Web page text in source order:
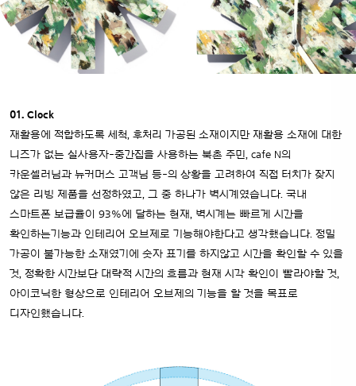
01. Clock
재활용에 적합하도록 세척, 후처리 가공된 소재이지만 재활용 소재에 대한
니즈가 없는 실사용자-중간집을 사용하는 북촌 주민, cafe N의
카운셀러님과 뉴커머스 고객님 등-의 상황을 고려하여 직접 터치가 잦지
않은 리빙 제품을 선정하였고, 그 중 하나가 벽시계였습니다. 국내
스마트폰 보급율이 93%에 달하는 현재, 벽시계는 빠르게 시간을
확인하는기능과 인테리어 오브제로 기능해야한다고 생각했습니다. 정밀
가공이 불가능한 소재였기에 숫자 표기를 하지않고 시간을 확인할 수 있을
것, 정확한 시간보단 대략적 시간의 흐름과 현재 시각 확인이 빨라야할 것,
아이코닉한 형상으로 인테리어 오브제의 기능을 할 것을 목표로
디자인했습니다.